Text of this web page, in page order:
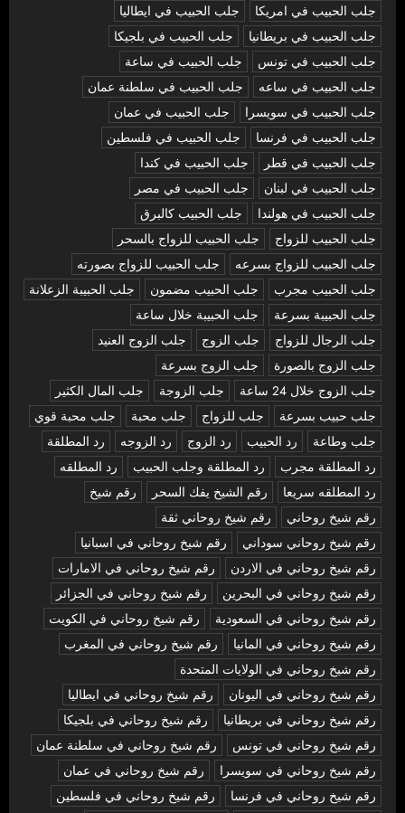
جلب الحبيب في امريكا
جلب الحبيب في ايطاليا
جلب الحبيب في بريطانيا
جلب الحبيب في بلجيكا
جلب الحبيب في تونس
جلب الحبيب في ساعة
جلب الحبيب في ساعه
جلب الحبيب في سلطنة عمان
جلب الحبيب في سويسرا
جلب الحبيب في عمان
جلب الحبيب في فرنسا
جلب الحبيب في فلسطين
جلب الحبيب في قطر
جلب الحبيب في كندا
جلب الحبيب في لبنان
جلب الحبيب في مصر
جلب الحبيب في هولندا
جلب الحبيب كالبرق
جلب الحبيب للزواج
جلب الحبيب للزواج بالسحر
جلب الحبيب للزواج بسرعه
جلب الحبيب للزواج بصورته
جلب الحبيب مجرب
جلب الحبيب مضمون
جلب الحبيبة الزعلانة
جلب الحبيبة بسرعة
جلب الحبيبة خلال ساعة
جلب الرجال للزواج
جلب الزوج
جلب الزوج العنيد
جلب الزوج بالصورة
جلب الزوج بسرعة
جلب الزوج خلال 24 ساعة
جلب الزوجة
جلب المال الكثير
جلب حبيب بسرعة
جلب للزواج جلب محبة
جلب محبة قوي
جلب وطاعة
رد الحبيب رد الزوج رد الزوجه
رد المطلقة
رد المطلقة مجرب
رد المطلقة وجلب الحبيب
رد المطلقه
رد المطلقه سريعا
رقم الشيخ يفك السحر
رقم شيخ
رقم شيخ روحاني
رقم شيخ روحاني ثقة
رقم شيخ روحاني سوداني
رقم شيخ روحاني في اسبانيا
رقم شيخ روحاني في الاردن
رقم شيخ روحاني في الامارات
رقم شيخ روحاني في البحرين
رقم شيخ روحاني في الجزائر
رقم شيخ روحاني في السعودية
رقم شيخ روحاني في الكويت
رقم شيخ روحاني في المانيا
رقم شيخ روحاني في المغرب
رقم شيخ روحاني في الولايات المتحدة
رقم شيخ روحاني في اليونان
رقم شيخ روحاني في ايطاليا
رقم شيخ روحاني في بريطانيا
رقم شيخ روحاني في بلجيكا
رقم شيخ روحاني في تونس
رقم شيخ روحاني في سلطنة عمان
رقم شيخ روحاني في سويسرا
رقم شيخ روحاني في عمان
رقم شيخ روحاني في فرنسا
رقم شيخ روحاني في فلسطين